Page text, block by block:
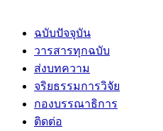
ฉบับปัจจุบัน
วารสารทุกฉบับ
ส่งบทความ
จริยธรรมการวิจัย
กองบรรณาธิการ
ติดต่อ